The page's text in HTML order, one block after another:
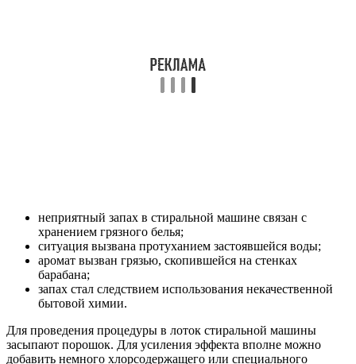
неприятный запах в стиральной машине связан с
хранением грязного белья;
ситуация вызвана протуханием застоявшейся воды;
аромат вызван грязью, скопившейся на стенках
барабана;
запах стал следствием использования некачественной
бытовой химии.
Для проведения процедуры в лоток стиральной машины
засыпают порошок. Для усиления эффекта вполне можно
добавить немного хлорсодержащего или специального